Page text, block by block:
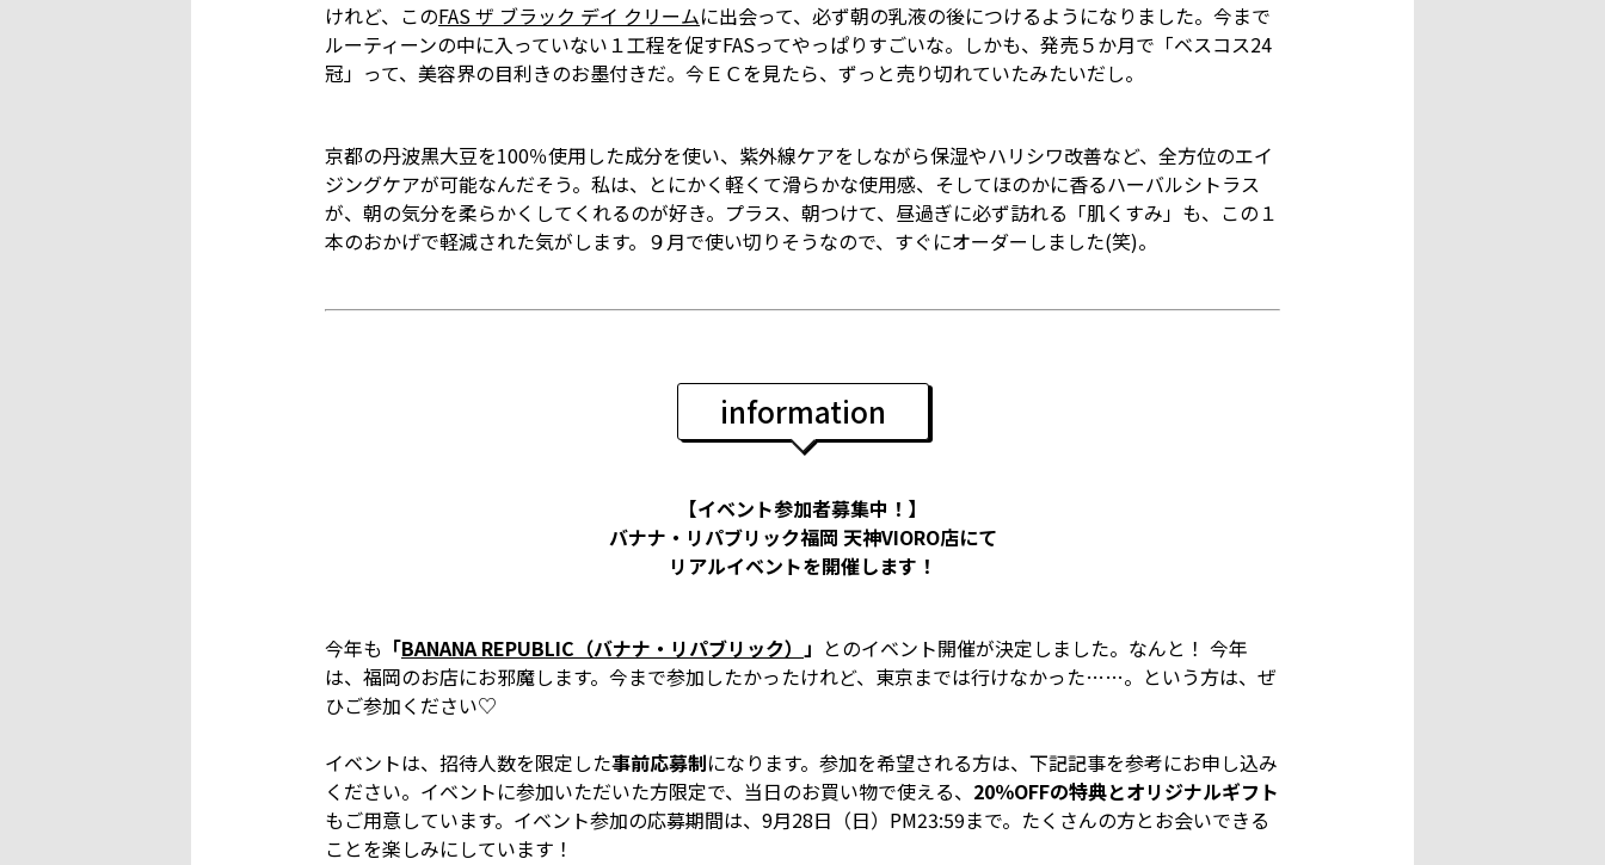
けれど、このFAS ザ ブラック デイ クリームに出会って、必ず朝の乳液の後につけるようになりました。今まで
ルーティーンの中に入っていない１工程を促すFASってやっぱりすごいな。しかも、発売５か月で「ベスコス24
冠」って、美容界の目利きのお墨付きだ。今ＥＣを見たら、ずっと売り切れていたみたいだし。
京都の丹波黒大豆を100％使用した成分を使い、紫外線ケアをしながら保湿やハリシワ改善など、全方位のエイ
ジングケアが可能なんだそう。私は、とにかく軽くて滑らかな使用感、そしてほのかに香るハーバルシトラス
が、朝の気分を柔らかくしてくれるのが好き。プラス、朝つけて、昼過ぎに必ず訪れる「肌くすみ」も、この１
本のおかげで軽減された気がします。９月で使い切りそうなので、すぐにオーダーしました(笑)。
information
【イベント参加者募集中！】
バナナ・リパブリック福岡 天神VIORO店にて
リアルイベントを開催します！
今年も 「BANANA REPUBLIC（バナナ・リパブリック） 」 とのイベント開催が決定しました。なんと！ 今年
は、福岡のお店にお邪魔します。今まで参加したかったけれど、東京までは行けなかった……。という方は、ぜ
ひご参加ください♡
イベントは、招待人数を限定した事前応募制になります。参加を希望される方は、下記記事を参考にお申し込み
ください。イベントに参加いただいた方限定で、当日のお買い物で使える、 20％OFFの特典とオリジナルギフト
もご用意しています。イベント参加の応募期間は、9月28日（日）PM23:59まで。たくさんの方とお会いできる
ことを楽しみにしています！